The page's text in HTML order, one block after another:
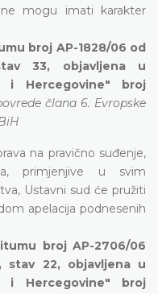
mogu imati karakter
broj AP-1828/06 od
33, objavljena u
i Hercegovine" broj
člana 6. Evropske
na pravično suđenje,
primjenjive u svim
Ustavni sud će pružiti
apelacija podnesenih
broj AP-2706/06
stav 22, objavljena u
i Hercegovine" broj